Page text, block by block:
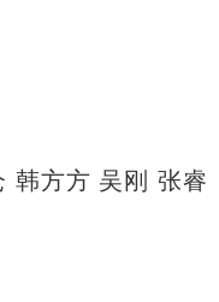
韩方方 吴刚 张睿